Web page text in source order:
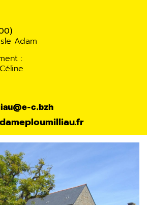
Adam
:
c.bzh